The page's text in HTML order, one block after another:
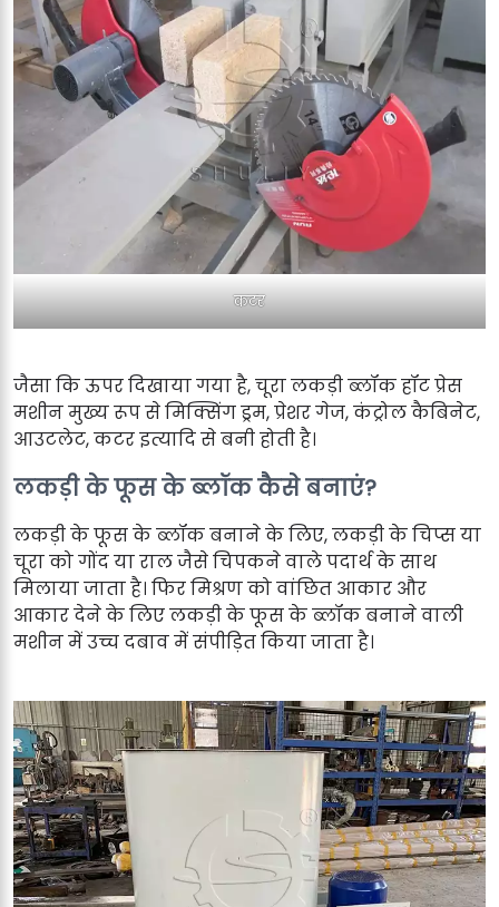
कटर
जैसा कि ऊपर दिखाया गया है, चूरा लकड़ी ब्लॉक हॉट प्रेस
मशीन मुख्य रूप से मिक्सिंग ड्रम, प्रेशर गेज, कंट्रोल कैबिनेट,
आउटलेट, कटर इत्यादि से बनी होती है।
लकड़ी के फूस के ब्लॉक कैसे बनाएं?
लकड़ी के फूस के ब्लॉक बनाने के लिए, लकड़ी के चिप्स या
चूरा को गोंद या राल जैसे चिपकने वाले पदार्थ के साथ
मिलाया जाता है। फिर मिश्रण को वांछित आकार और
आकार देने के लिए लकड़ी के फूस के ब्लॉक बनाने वाली
मशीन में उच्च दबाव में संपीड़ित किया जाता है।